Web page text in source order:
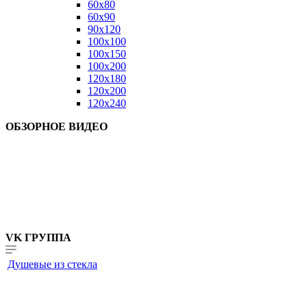
60x80
60x90
90x120
100x100
100x150
100x200
120x180
120x200
120x240
ОБЗОРНОЕ ВИДЕО
VK ГРУППА
Душевые из стекла